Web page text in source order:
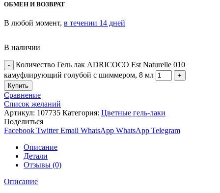
ОБМЕН И ВОЗВРАТ
В любой момент, в течении 14 дней
В наличии
Количество Гель лак ADRICOCO Est Naturelle 010
камуфлирующий голубой с шиммером, 8 мл
Купить
Сравнение
Список желаний
Артикул: 107735 Категория: Цветные гель-лаки
Поделиться
Facebook Twitter Email WhatsApp WhatsApp Telegram
Описание
Детали
Отзывы (0)
Описание